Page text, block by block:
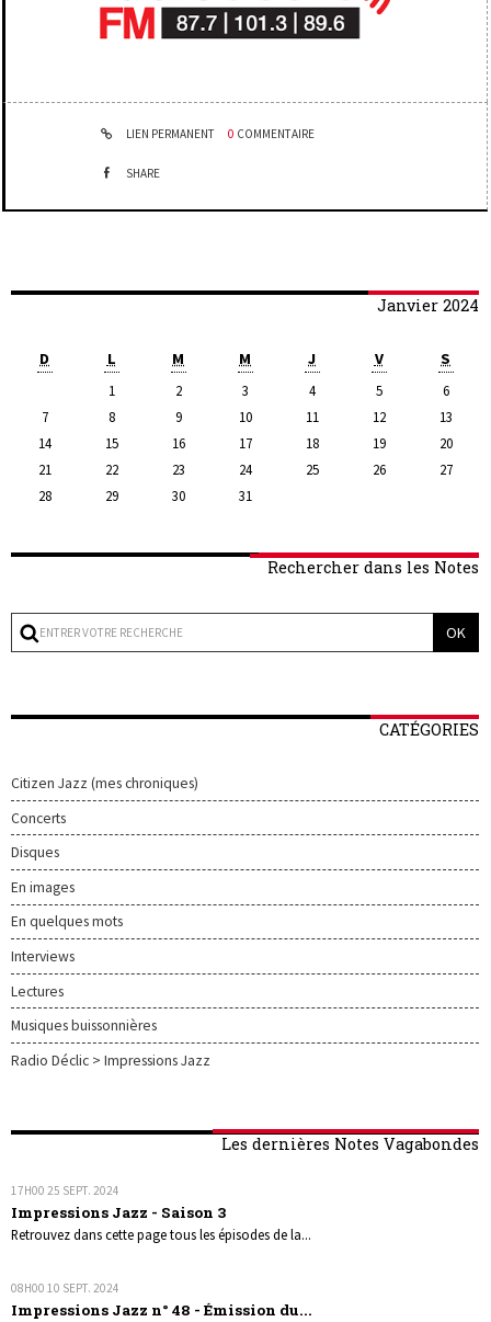
Janvier 2024
D L M M J V S
1 2 3 4 5
6
7
8 9 10 11 12
13
14
15 16 17 18 19
20
21
22 23 24 25 26
27
28
29 30 31
Rechercher dans les Notes
CATÉGORIES
Citizen Jazz (mes chroniques)
Concerts
Disques
En images
En quelques mots
Interviews
Lectures
Musiques buissonnières
Radio Déclic > Impressions Jazz
Les dernières Notes Vagabondes
17H00 25 SEPT. 2024
Impressions Jazz - Saison 3
Retrouvez dans cette page tous les épisodes de la...
08H00 10 SEPT. 2024
Impressions Jazz n° 48 - Émission du...
LIEN PERMANENT 0 COMMENTAIRE
SHARE